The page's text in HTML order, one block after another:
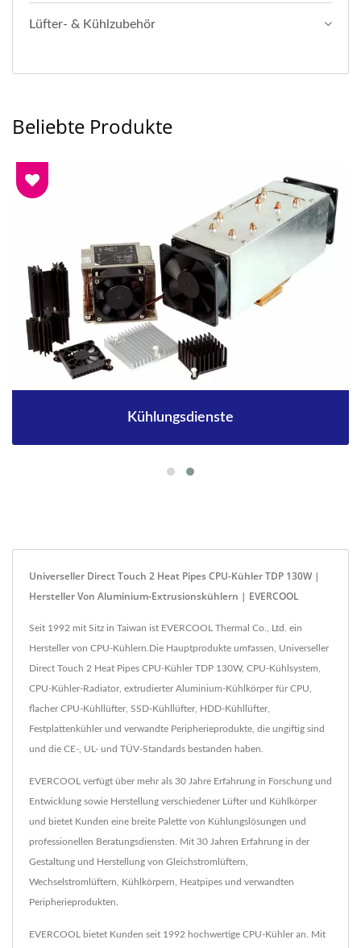
Lüfter- & Kühlzubehör
Beliebte Produkte
Kühlungsdienste
Universeller Direct Touch 2 Heat Pipes CPU-Kühler TDP 130W |
Hersteller Von Aluminium-Extrusionskühlern | EVERCOOL
Seit 1992 mit Sitz in Taiwan ist EVERCOOL Thermal Co., Ltd. ein
Hersteller von CPU-Kühlern.Die Hauptprodukte umfassen, Universeller
Direct Touch 2 Heat Pipes CPU-Kühler TDP 130W, CPU-Kühlsystem,
CPU-Kühler-Radiator, extrudierter Aluminium-Kühlkörper für CPU,
flacher CPU-Kühllüfter, SSD-Kühllüfter, HDD-Kühllüfter,
Festplattenkühler und verwandte Peripherieprodukte, die ungiftig sind
und die CE-, UL- und TÜV-Standards bestanden haben.
EVERCOOL verfügt über mehr als 30 Jahre Erfahrung in Forschung und
Entwicklung sowie Herstellung verschiedener Lüfter und Kühlkörper
und bietet Kunden eine breite Palette von Kühlungslösungen und
professionellen Beratungsdiensten. Mit 30 Jahren Erfahrung in der
Gestaltung und Herstellung von Gleichstromlüftern,
Wechselstromlüftern, Kühlkörpern, Heatpipes und verwandten
Peripherieprodukten.
EVERCOOL bietet Kunden seit 1992 hochwertige CPU-Kühler an. Mit